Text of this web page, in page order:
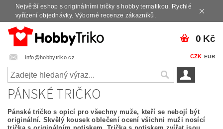
Největší eshop s originálními tričky s hobby tematikou. Rychlé
vyřízení objednávky. Výborné recenze zákazníků.
info@hobbytriko.cz CZK EUR
0 Kč
PÁNSKÉ TRIČKO
Pánské tričko s opicí pro všechny muže, kteří se nebojí být
originální. Skvělý kousek oblečení ocení všichni muži nosící